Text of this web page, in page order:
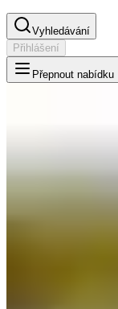
Vyhledávání
Přihlášení
Přepnout nabídku